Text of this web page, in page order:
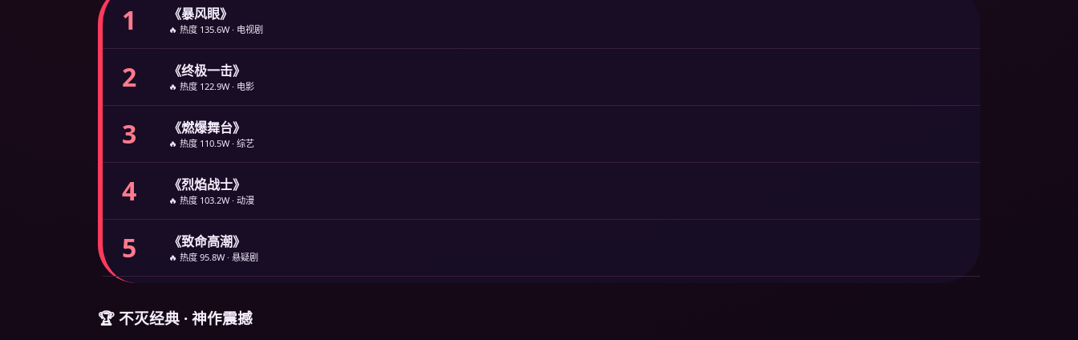
1 《暴风眼》
🔥 热度 135.6W · 电视剧
2 《终极一击》
🔥 热度 122.9W · 电影
3 《燃爆舞台》
🔥 热度 110.5W · 综艺
4 《烈焰战士》
🔥 热度 103.2W · 动漫
5 《致命高潮》
🔥 热度 95.8W · 悬疑剧
🏆 不灭经典 · 神作震撼